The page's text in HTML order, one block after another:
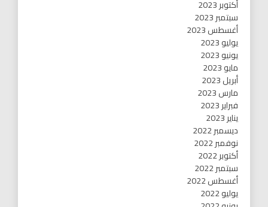
أكتوبر 2023
سبتمبر 2023
أغسطس 2023
يوليو 2023
يونيو 2023
مايو 2023
أبريل 2023
مارس 2023
فبراير 2023
يناير 2023
ديسمبر 2022
نوفمبر 2022
أكتوبر 2022
سبتمبر 2022
أغسطس 2022
يوليو 2022